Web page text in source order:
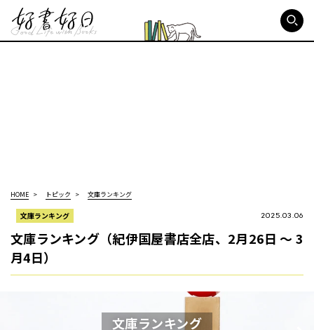
HOME トピック 文庫ランキング
文庫ランキング 2025.03.06
文庫ランキング（紀伊国屋書店全店、2月26日 ～ 3
月4日）
文庫ランキング